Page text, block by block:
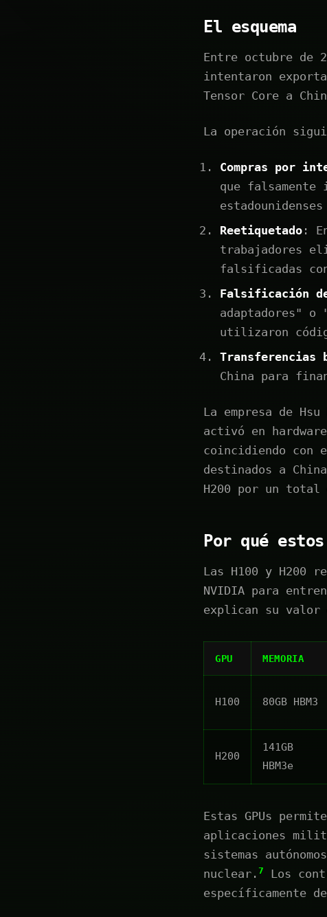
El esquema
Entre octubre de
intentaron
Tensor Core a
La operación
Compras por
que
estadounidenses
Reetiquetado :
trabajadores
falsificadas con
Falsificación de
adaptadores" o
utilizaron
Transferencias
China para
La empresa de
activó en
coincidiendo con
destinados a
H200 por un total
Por qué
Las H100 y H200
NVIDIA para
explican su valor
GPU MEMORIA
H100 80GB HBM3
H200
141GB
HBM3e
Estas GPUs
aplicaciones
sistemas
nuclear. 7
Los
específicamente